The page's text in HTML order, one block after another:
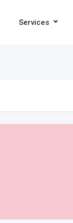
Services